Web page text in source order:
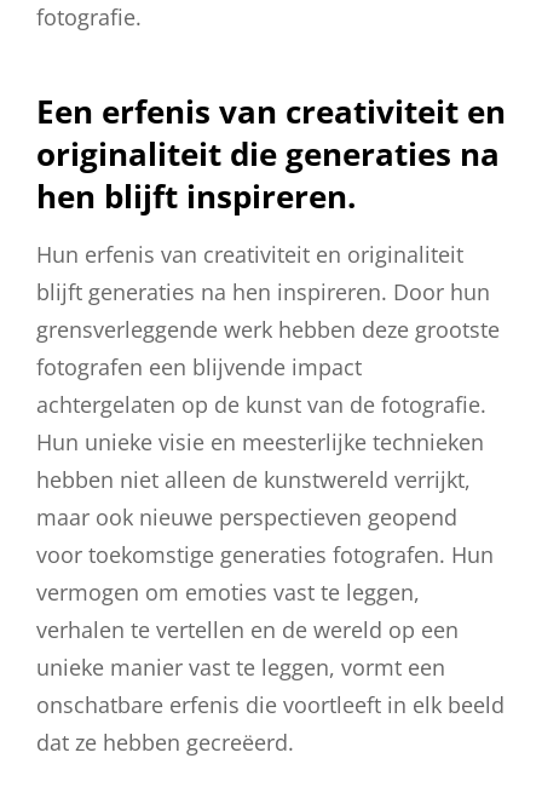
fotografie.
Een erfenis van creativiteit en
originaliteit die generaties na
hen blijft inspireren.
Hun erfenis van creativiteit en originaliteit
blijft generaties na hen inspireren. Door hun
grensverleggende werk hebben deze grootste
fotografen een blijvende impact
achtergelaten op de kunst van de fotografie.
Hun unieke visie en meesterlijke technieken
hebben niet alleen de kunstwereld verrijkt,
maar ook nieuwe perspectieven geopend
voor toekomstige generaties fotografen. Hun
vermogen om emoties vast te leggen,
verhalen te vertellen en de wereld op een
unieke manier vast te leggen, vormt een
onschatbare erfenis die voortleeft in elk beeld
dat ze hebben gecreëerd.